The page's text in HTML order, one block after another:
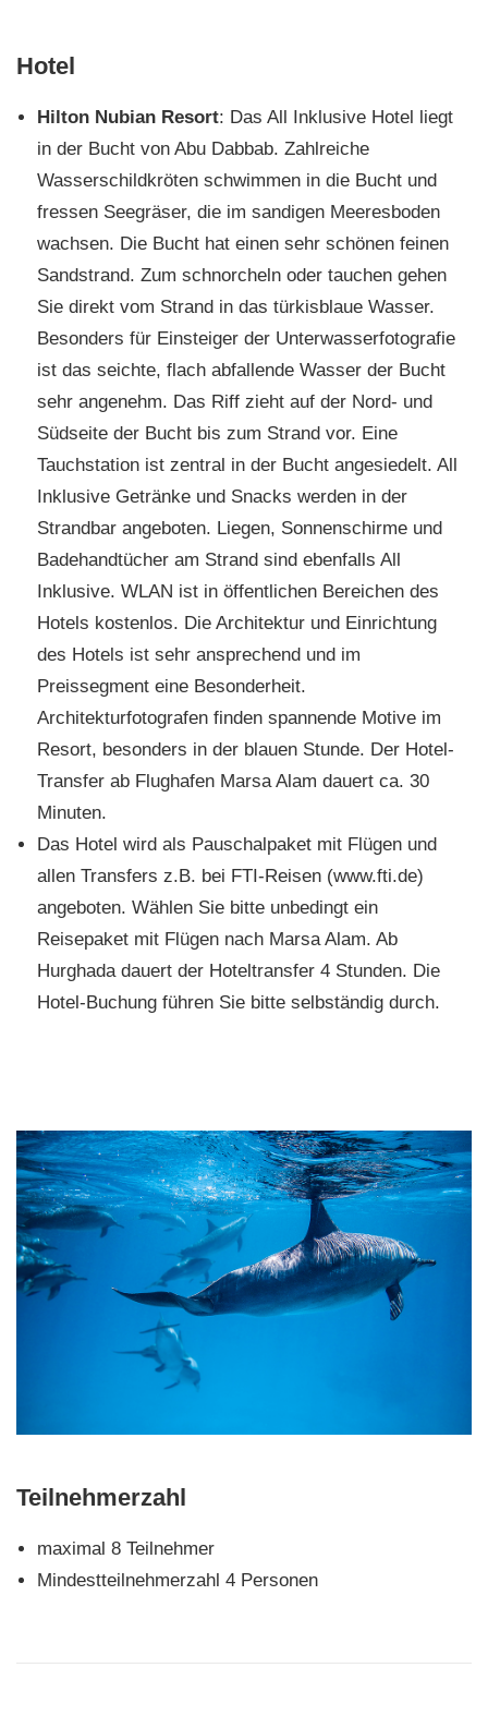
Hotel
Hilton Nubian Resort: Das All Inklusive Hotel liegt
in der Bucht von Abu Dabbab. Zahlreiche
Wasserschildkröten schwimmen in die Bucht und
fressen Seegräser, die im sandigen Meeresboden
wachsen. Die Bucht hat einen sehr schönen feinen
Sandstrand. Zum schnorcheln oder tauchen gehen
Sie direkt vom Strand in das türkisblaue Wasser.
Besonders für Einsteiger der Unterwasserfotografie
ist das seichte, flach abfallende Wasser der Bucht
sehr angenehm. Das Riff zieht auf der Nord- und
Südseite der Bucht bis zum Strand vor. Eine
Tauchstation ist zentral in der Bucht angesiedelt. All
Inklusive Getränke und Snacks werden in der
Strandbar angeboten. Liegen, Sonnenschirme und
Badehandtücher am Strand sind ebenfalls All
Inklusive. WLAN ist in öffentlichen Bereichen des
Hotels kostenlos. Die Architektur und Einrichtung
des Hotels ist sehr ansprechend und im
Preissegment eine Besonderheit.
Architekturfotografen finden spannende Motive im
Resort, besonders in der blauen Stunde. Der Hotel-
Transfer ab Flughafen Marsa Alam dauert ca. 30
Minuten.
Das Hotel wird als Pauschalpaket mit Flügen und
allen Transfers z.B. bei FTI-Reisen (www.fti.de)
angeboten. Wählen Sie bitte unbedingt ein
Reisepaket mit Flügen nach Marsa Alam. Ab
Hurghada dauert der Hoteltransfer 4 Stunden. Die
Hotel-Buchung führen Sie bitte selbständig durch.
Teilnehmerzahl
maximal 8 Teilnehmer
Mindestteilnehmerzahl 4 Personen